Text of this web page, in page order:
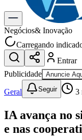
Gastronomia
Cinema & Shows
Para Sua Empresa
Anuncie no
Cadastrar Empresa
Divulgar Vagas
Publicidade Legal
Política
Saúde
Cultura
Negócios& Inovação
Carregando
Entrar
Publicidade Anuncie
Geral Seguir 3
IA avança no
e nas